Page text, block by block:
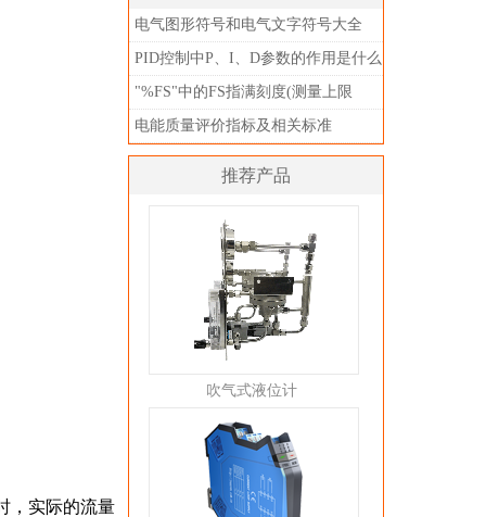
，实际的流量
电气图形符号和电气文字符号大全
PID控制中P、I、D参数的作用是什么
"%FS"中的FS指满刻度(测量上限
值)，不是指满量程
电能质量评价指标及相关标准
推荐产品
吹气式液位计